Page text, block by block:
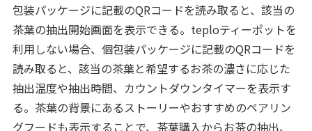
包装パッケージに記載のQRコードを読み取ると、該当の
茶葉の抽出開始画面を表示できる。teploティーポットを
利用しない場合、個包装パッケージに記載のQRコードを
読み取ると、該当の茶葉と希望するお茶の濃さに応じた
抽出温度や抽出時間、カウントダウンタイマーを表示す
る。茶葉の背景にあるストーリーやおすすめのペアリン
グフードも表示することで、茶葉購入からお茶の抽出、